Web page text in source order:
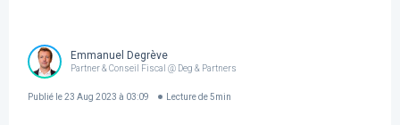
Emmanuel Degrève
Partner & Conseil Fiscal @ Deg & Partners
Publié le23 Aug 2023 à 03:09 Lecture de 5min